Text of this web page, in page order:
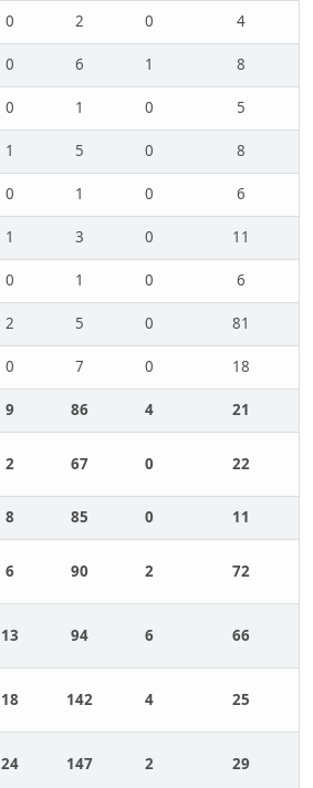
0 2 0
4
0 6 1
8
0 1 0
5
1 5 0
8
0 1 0
6
1 3 0
11
0 1 0
6
2 5 0
81
0 7 0
18
9 86 4 21
2 67 0 22
8 85 0 11
6 90 2 72
13 94 6 66
18 142 4 25
24 147 2 29